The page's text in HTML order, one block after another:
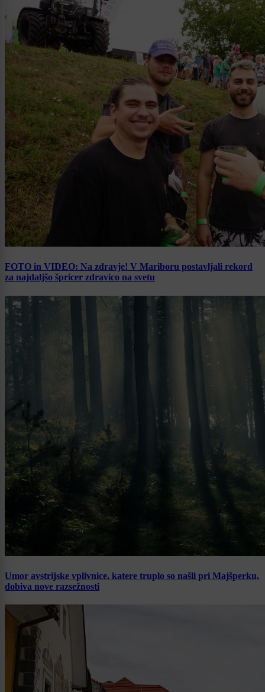
FOTO in VIDEO: Na zdravje! V Mariboru postavljali rekord
za najdaljšo špricer zdravico na svetu
Umor avstrijske vplivnice, katere truplo so našli pri Majšperku,
dobiva nove razsežnosti